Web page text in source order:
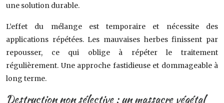
une solution durable.
L’effet du mélange est temporaire et nécessite des
applications répétées. Les mauvaises herbes finissent par
repousser, ce qui oblige à répéter le traitement
régulièrement. Une approche fastidieuse et dommageable à
long terme.
Destruction non sélective : un massacre végétal